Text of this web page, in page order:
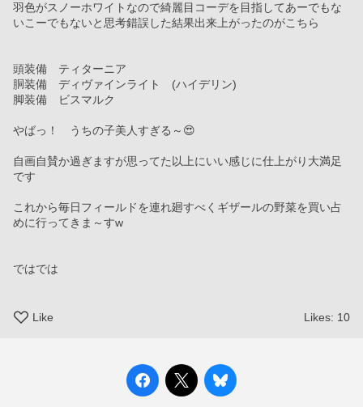
羽色がスノーホワイトなので綺麗目コーデを目指してあーでもな
いこーでもないと思考錯誤した結果出来上がったのがこちら
頭装備　ティターニア
胴装備　ディヴァインライト　(ハイデリン)
脚装備　ビスマルク
やばっ！　うちの子美人すぎる～😍
自画自賛か過ぎますが思ってた以上にいい感じに仕上がり大満足
です
これから毎日フィールドを連れ廻すべくギザールの野菜を買い占
めに行ってきま～すw
ではでは
Like Likes: 10